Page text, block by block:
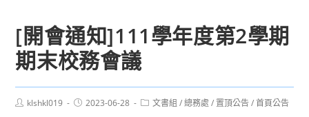
[開會通知]111學年度第2學期
期末校務會議
Postklshkl019
Post2023-06-28
Post文書組 / 總務處 / 置頂公告 / 首頁公告